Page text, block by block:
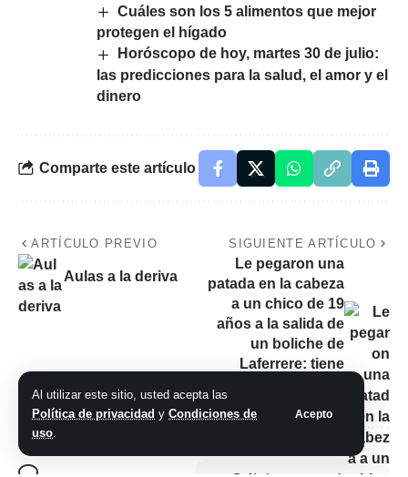
Al utilizar este sitio, usted acepta las
Política de privacidad y Condiciones de
uso.
Acepto
Cuáles son los 5 alimentos que mejor
protegen el hígado
Horóscopo de hoy, martes 30 de julio:
las predicciones para la salud, el amor y el
dinero
Comparte este artículo
ARTÍCULO PREVIO
Aulas a la deriva
SIGUIENTE ARTÍCULO
Le pegaron una
patada en la cabeza
a un chico de 19
años a la salida de
un boliche de
Laferrere: tiene